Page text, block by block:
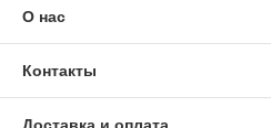
О нас
Контакты